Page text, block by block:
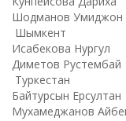
Шодманов
Шымкент
Исабекова
Диметов
Туркестан
Байтурсын
Мухамеджанов